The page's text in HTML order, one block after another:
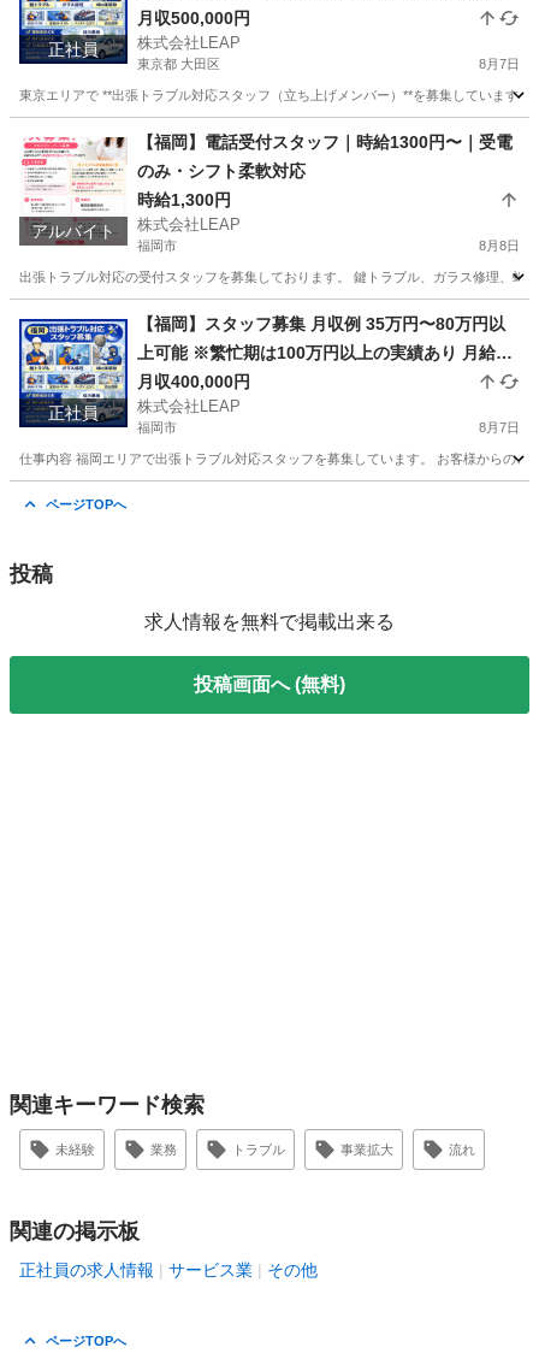
正社員
高収入可能 ※繁忙期は100万円以上の実績あり
月収500,000円
株式会社LEAP
東京都 大田区 8月7日
東京エリアで **出張トラブル対応スタッフ（立ち上げメンバー）**を募集しています
その他 トラブル
アルバイト
【福岡】電話受付スタッフ｜時給1300円〜｜受電
のみ・シフト柔軟対応
時給1,300円
株式会社LEAP
福岡市 8月8日
出張トラブル対応の受付スタッフを募集しております。 鍵トラブル、ガラス修理、
その他 スタッフ
正社員
【福岡】スタッフ募集 月収例 35万円〜80万円以
上可能 ※繁忙期は100万円以上の実績あり 月給25
万円＋歩合 頑張り次第で高収入も可能
月収400,000円
株式会社LEAP
福岡市 8月7日
仕事内容 福岡エリアで出張トラブル対応スタッフを募集しています。 お客様からの
ページTOPへ
投稿
求人情報を無料で掲載出来る
投稿画面へ (無料)
関連キーワード検索
未経験 業務 トラブル 事業拡大 流れ
関連の掲示板
正社員の求人情報 サービス業 その他
ページTOPへ